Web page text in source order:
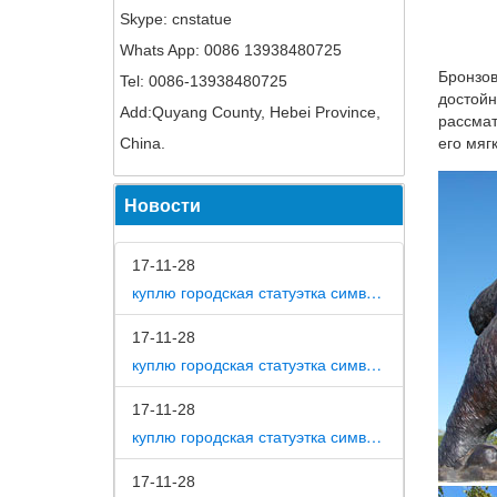
Skype: cnstatue
Whats App: 0086 13938480725
Tel: 0086-13938480725
Add:Quyang County, Hebei Province,
China.
Новости
17-11-28
куплю городская статуэтка символ собака в дом
17-11-28
куплю городская статуэтка символ собака в метро москвы
17-11-28
куплю городская статуэтка символ собака на площади революции
17-11-28
Год
CMS-
года
Символ
его